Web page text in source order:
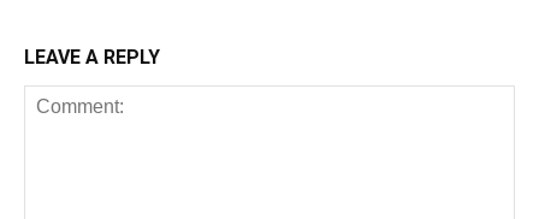
LEAVE A REPLY